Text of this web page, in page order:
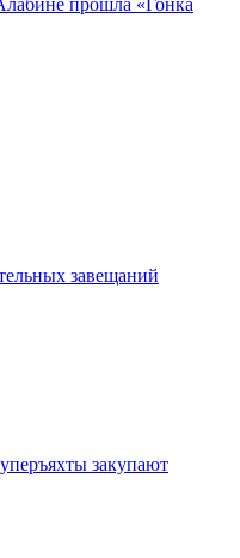
завещаний
закупают